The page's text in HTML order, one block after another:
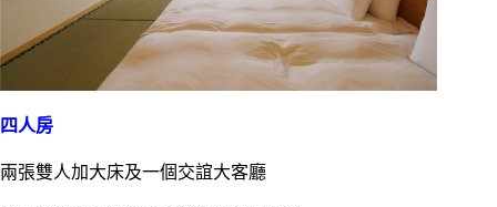
四人房
兩張雙人加大床及一個交誼大客廳